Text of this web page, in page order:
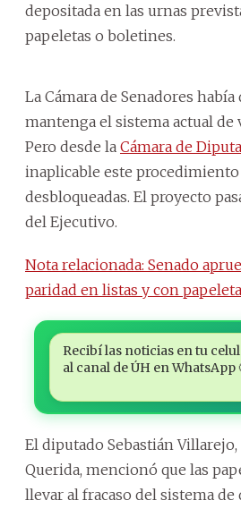
depositada en las urnas
papeletas o boletines.
La Cámara de Senadores
mantenga el sistema actual de
Pero desde la Cámara de
inaplicable este
desbloqueadas. El proyecto
del Ejecutivo.
Nota relacionada: Senado
paridad en listas y con
Recibí las noticias en tu
al canal de ÚH en WhatsApp
El diputado Sebastián
Querida, mencionó que las
llevar al fracaso del sistema de